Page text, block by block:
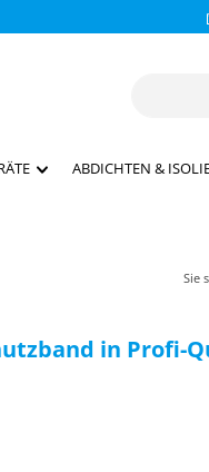
ABDICHTEN &
Sie
in Profi-